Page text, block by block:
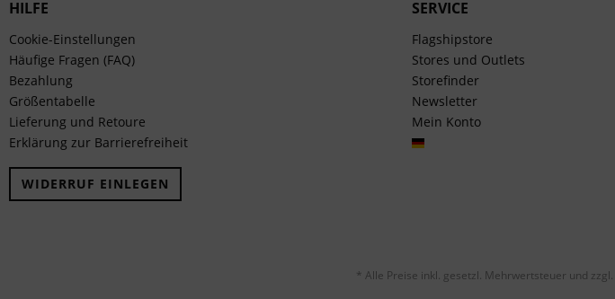
HILFE
Cookie-Einstellungen
Häufige Fragen (FAQ)
Bezahlung
Größentabelle
Lieferung und Retoure
Erklärung zur Barrierefreiheit
WIDERRUF EINLEGEN
SERVICE
Flagshipstore
Stores und Outlets
Storefinder
Newsletter
Mein Konto
* Alle Preise inkl. gesetzl. Mehrwertsteuer und zzgl.